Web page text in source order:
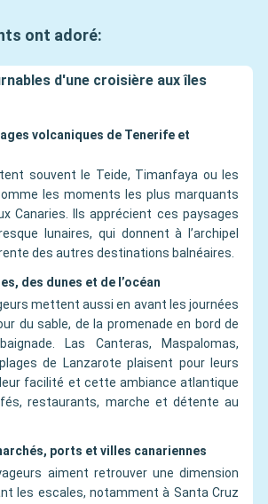
ont adoré:
d'une croisière aux îles
volcaniques de Tenerife et
souvent le Teide, Timanfaya ou les
les moments les plus marquants
Canaries. Ils apprécient ces paysages
lunaires, qui donnent à l’archipel
des autres destinations balnéaires.
des dunes et de l’océan
mettent aussi en avant les journées
du sable, de la promenade en bord de
Las Canteras, Maspalomas,
de Lanzarote plaisent pour leurs
facilité et cette ambiance atlantique
restaurants, marche et détente au
ports et villes canariennes
aiment retrouver une dimension
les escales, notamment à Santa Cruz